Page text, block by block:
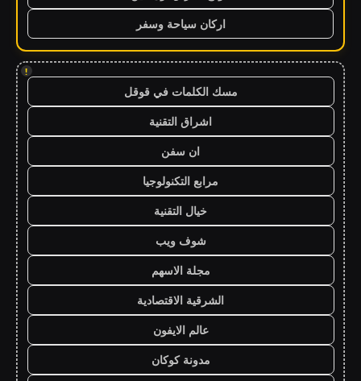
اركان سياحة وسفر
!
مسك الكلمات في قوقل
اشراق التقنية
ان سفن
مرابع التكنولوجيا
خيال التقنية
شوف ويب
مجلة الاسهم
الشرقية الاقتصادية
عالم الايفون
مدونة كوكان